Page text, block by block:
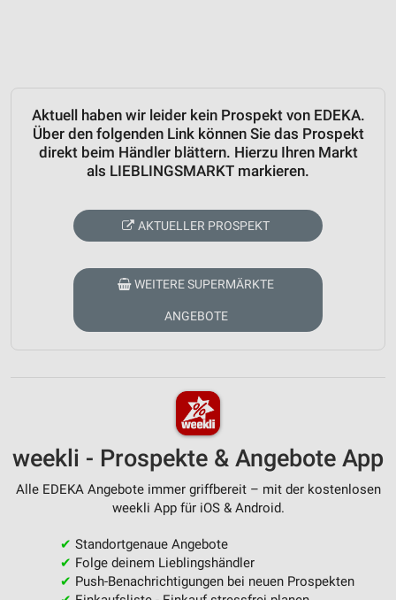
Aktuell haben wir leider kein Prospekt von EDEKA.
Über den folgenden Link können Sie das Prospekt
direkt beim Händler blättern. Hierzu Ihren Markt
als LIEBLINGSMARKT markieren.
AKTUELLER PROSPEKT
WEITERE SUPERMÄRKTE
ANGEBOTE
weekli - Prospekte & Angebote App
Alle EDEKA Angebote immer griffbereit – mit der kostenlosen
weekli App für iOS & Android.
✔ Standortgenaue Angebote
✔ Folge deinem Lieblingshändler
✔ Push-Benachrichtigungen bei neuen Prospekten